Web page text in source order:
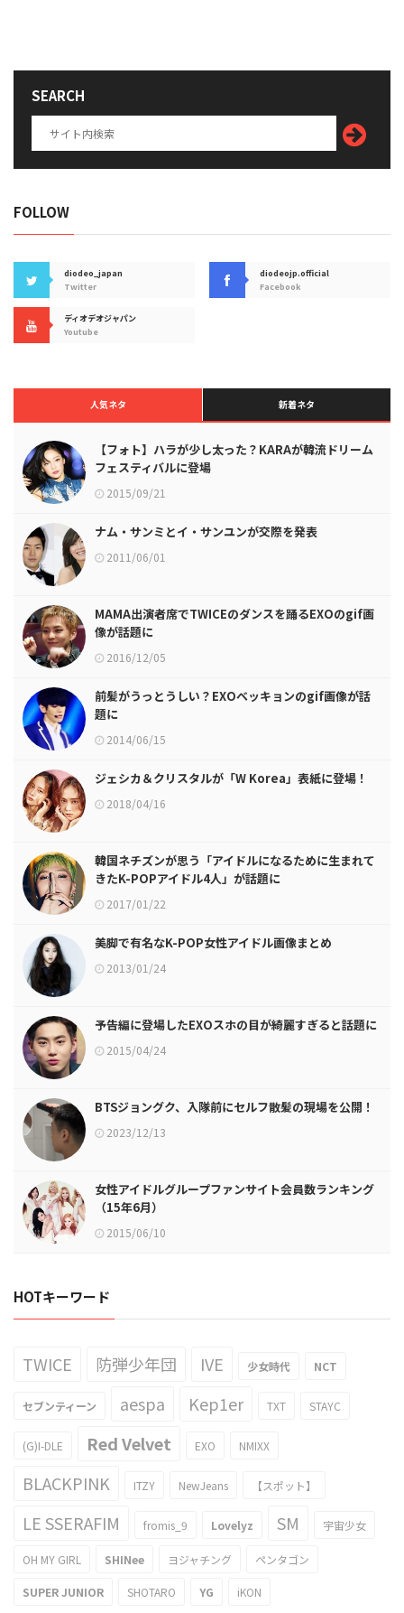
SEARCH
FOLLOW
diodeo_japan
Twitter
diodeojp.official
Facebook
ディオデオジャパン
Youtube
人気ネタ 新着ネタ
【フォト】ハラが少し太った？KARAが韓流ドリーム
フェスティバルに登場
2015/09/21
ナム・サンミとイ・サンユンが交際を発表
2011/06/01
MAMA出演者席でTWICEのダンスを踊るEXOのgif画
像が話題に
2016/12/05
前髪がうっとうしい？EXOベッキョンのgif画像が話
題に
2014/06/15
ジェシカ＆クリスタルが「W Korea」表紙に登場！
2018/04/16
韓国ネチズンが思う「アイドルになるために生まれて
きたK-POPアイドル4人」が話題に
2017/01/22
美脚で有名なK-POP女性アイドル画像まとめ
2013/01/24
予告編に登場したEXOスホの目が綺麗すぎると話題に
2015/04/24
BTSジョングク、入隊前にセルフ散髪の現場を公開！
2023/12/13
女性アイドルグループファンサイト会員数ランキング
（15年6月）
2015/06/10
HOTキーワード
TWICE 防弾少年団 IVE 少女時代 NCT
セブンティーン aespa Kep1er TXT STAYC
(G)I-DLE Red Velvet EXO NMIXX
BLACKPINK ITZY NewJeans 【スポット】
LE SSERAFIM fromis_9 Lovelyz SM 宇宙少女
OH MY GIRL SHINee ヨジャチング ペンタゴン
SUPER JUNIOR SHOTARO YG iKON